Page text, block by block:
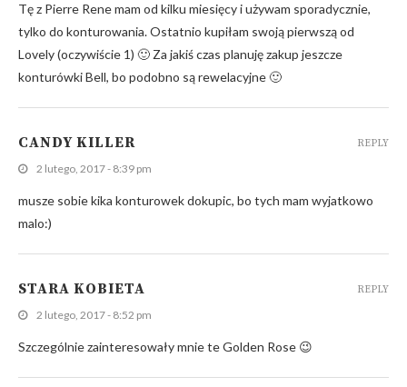
Tę z Pierre Rene mam od kilku miesięcy i używam sporadycznie,
tylko do konturowania. Ostatnio kupiłam swoją pierwszą od
Lovely (oczywiście 1) 🙂 Za jakiś czas planuję zakup jeszcze
konturówki Bell, bo podobno są rewelacyjne 🙂
CANDY KILLER
2 lutego, 2017 - 8:39 pm
musze sobie kika konturowek dokupic, bo tych mam wyjatkowo
malo:)
REPLY
STARA KOBIETA
2 lutego, 2017 - 8:52 pm
Szczególnie zainteresowały mnie te Golden Rose 😉
REPLY